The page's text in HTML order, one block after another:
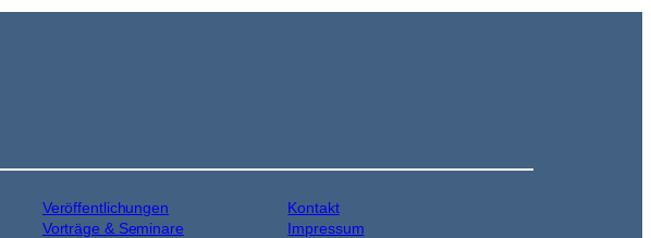
Veröffentlichungen
Vorträge & Seminare
Kontakt
Impressum